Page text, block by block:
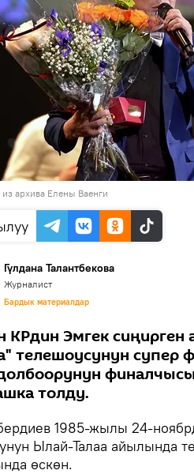
архива Елены Ваенги
Гүлдана Талантбекова
Журналист
Бардык материалдар
КРдин Эмгек сиңирген
телешоусунун супер
толду.
1985-жылы 24-
Ылай-Талаа айылында
өскөн.